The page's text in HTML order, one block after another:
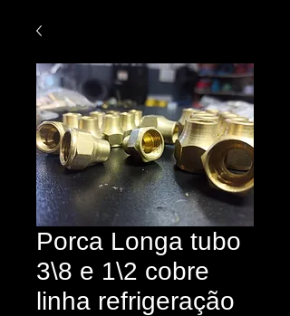
Porca Longa tubo
3\8 e 1\2 cobre
linha refrigeração